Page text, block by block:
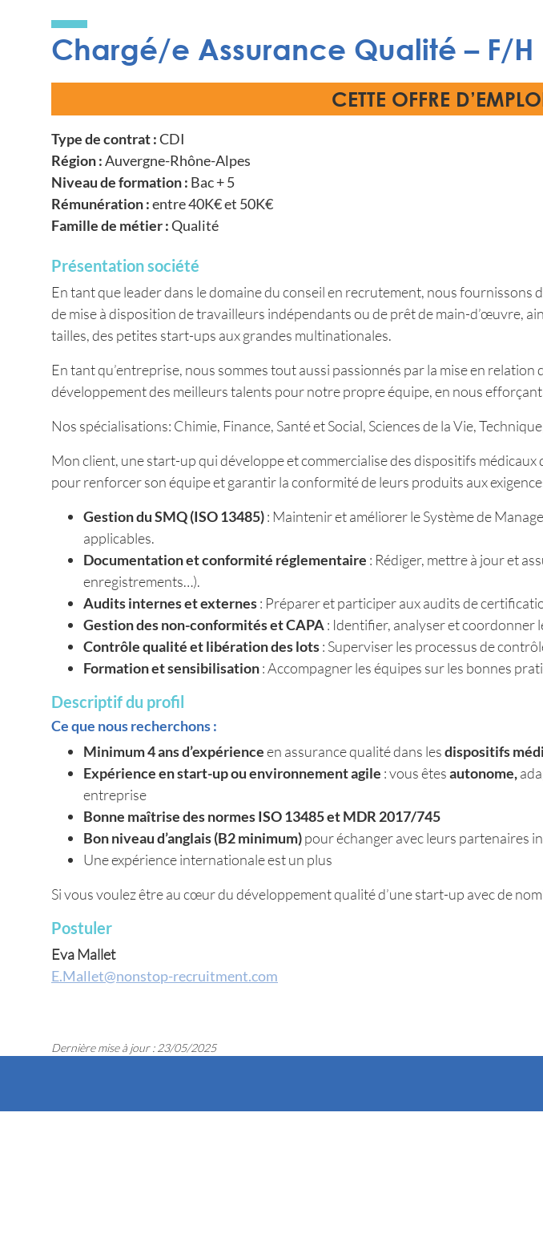
Chargé/e Assurance Qualité – F/H
CETTE OFFRE
Type de contrat :CDI
Région :Auvergne-Rhône-Alpes
Niveau de formation : Bac + 5
Rémunération :entre 40K€ et 50K€
Famille de métier :Qualité
Présentation société
En tant que leader dans le domaine du conseil en recrutement, nous
de mise à disposition de travailleurs indépendants ou de prêt de main-d’œuvre,
tailles, des petites start-ups aux grandes multinationales.
En tant qu’entreprise, nous sommes tout aussi passionnés par la mise en
développement des meilleurs talents pour notre propre équipe, en nous
Nos spécialisations: Chimie, Finance, Santé et Social, Sciences de la Vie,
Mon client, une start-up qui développe et commercialise des dispositifs médicaux
pour renforcer son équipe et garantir la conformité de leurs produits aux
Gestion du SMQ (ISO 13485): Maintenir et améliorer le Système de
applicables.
Documentation et conformité réglementaire : Rédiger, mettre à jour et
enregistrements…).
Audits internes et externes: Préparer et participer aux audits de
Gestion des non-conformités et CAPA: Identifier, analyser et coordonner
Contrôle qualité et libération des lots: Superviser les processus de
Formation et sensibilisation: Accompagner les équipes sur les bonnes
Descriptif du profil
Ce que nous recherchons :
Minimum 4 ans d’expérienceen assurance qualité dans lesdispositifs
Expérience en start-up ou environnement agile : vous êtesautonome,
entreprise
Bonne maîtrise des normes ISO 13485 et MDR 2017/745
Bon niveau d’anglais (B2 minimum)pour échanger avec leurs partenaires
Une expérience internationale est un plus
Si vous voulez être au cœur du développement qualité d’une start-up avec de
Postuler
Eva Mallet
E.Mallet@nonstop-recruitment.com
Dernière mise à jour : 23/05/2025